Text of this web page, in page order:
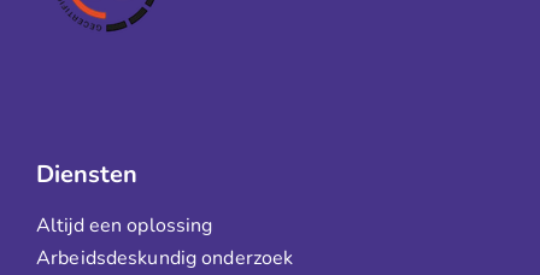
Diensten
Altijd een oplossing
Arbeidsdeskundig onderzoek